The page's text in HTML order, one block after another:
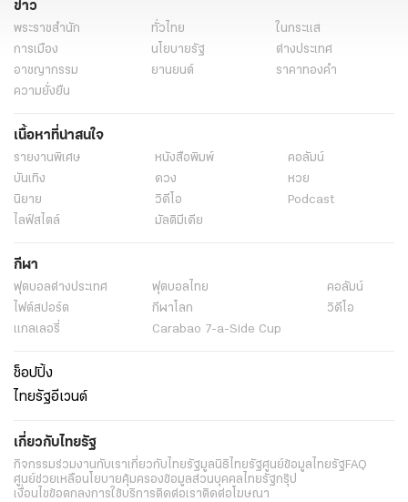
ข่าว
พระราชสำนัก ทั่วไทย
ในกระแส
การเมือง
นโยบายรัฐ
ต่างประเทศ
อาชญากรรม
ยานยนต์
ราคาทองคำ
ความยั่งยืน
เนื้อหาที่น่าสนใจ
รายงานพิเศษ หนังสือพิมพ์
คอลัมน์
บันเทิง
ดวง
หวย
นิยาย
วิดีโอ
Podcast
ไลฟ์สไตล์
มัลติมีเดีย
กีฬา
ฟุตบอลต่่างประเทศ ฟุตบอลไทย
คอลัมน์
ไฟต์สปอร์ต
กีฬาโลก
วิดีโอ
แกลเลอรี่
Carabao 7-a-Side Cup
ช็อปปิ้ง
ไทยรัฐอีเวนต์
เกี่ยวกับไทยรัฐ
กิจกรรมร่วมงานกับเราเกี่ยวกับไทยรัฐมูลนิธิไทยรัฐศูนย์ข้อมูลไทยรัฐFAQ
ศูนย์ช่วยเหลือนโยบายคุ้มครองข้อมูลส่วนบุคคลไทยรัฐกรุ๊ป
เงื่อนไขข้อตกลงการใช้บริการติดต่อเราติดต่อโฆษณา